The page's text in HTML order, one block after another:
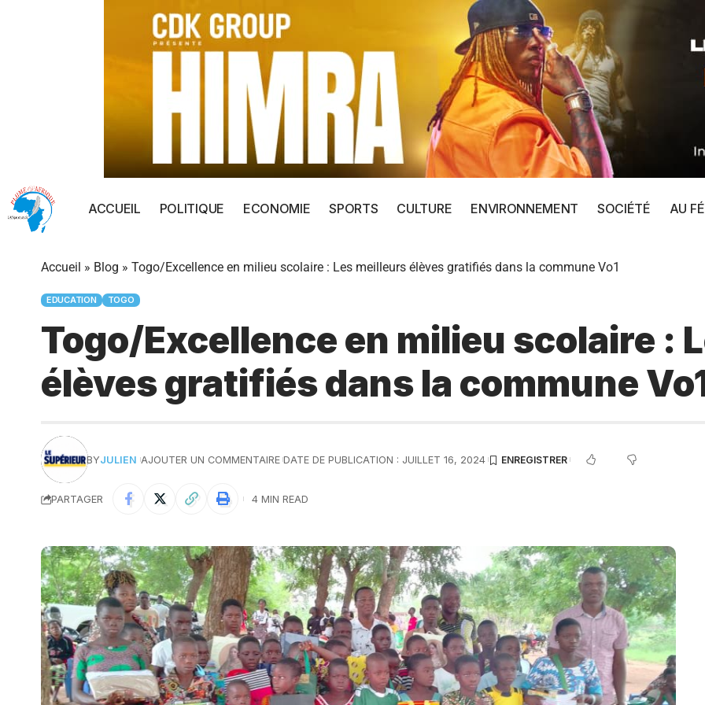
ACCUEIL POLITIQUE ECONOMIE SPORTS CULTURE ENVIRONNEMENT SOCIÉTÉ AU
Accueil » Blog » Togo/Excellence en milieu scolaire : Les meilleurs élèves gratifiés dans la commune Vo1
EDUCATION TOGO
Togo/Excellence en milieu scolaire :
élèves gratifiés dans la commune
BYJULIEN AJOUTER UN COMMENTAIRE DATE DE PUBLICATION : JUILLET 16, 2024
PARTAGER 4 MIN READ